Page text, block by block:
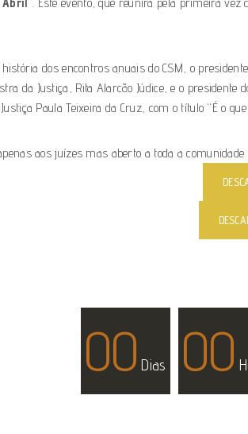
dos encontros anuais do CSM, o
da Justiça, Rita Alarcão Júdice, e o presidente
Paula Teixeira da Cruz, com o título “É o
aos juízes mas aberto a toda a
00 Dias 00